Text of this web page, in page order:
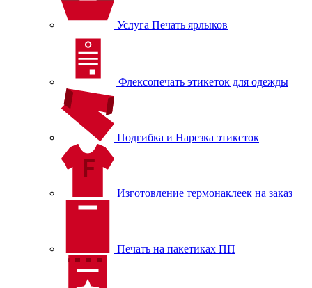
Услуга Печать ярлыков
Флексопечать этикеток для одежды
Подгибка и Нарезка этикеток
Изготовление термонаклеек на заказ
Печать на пакетиках ПП